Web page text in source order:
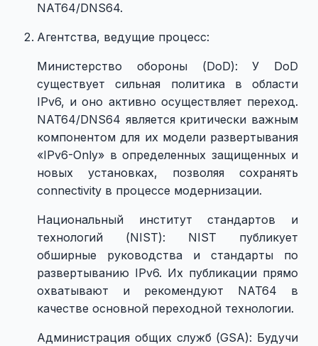
NAT64/DNS64.
Агентства, ведущие процесс:
Министерство обороны (DoD): У DoD
существует сильная политика в области
IPv6, и оно активно осуществляет переход.
NAT64/DNS64 является критически важным
компонентом для их модели развертывания
«IPv6-Only» в определенных защищенных и
новых установках, позволяя сохранять
connectivity в процессе модернизации.
Национальный институт стандартов и
технологий (NIST): NIST публикует
обширные руководства и стандарты по
развертыванию IPv6. Их публикации прямо
охватывают и рекомендуют NAT64 в
качестве основной переходной технологии.
Администрация общих служб (GSA): Будучи